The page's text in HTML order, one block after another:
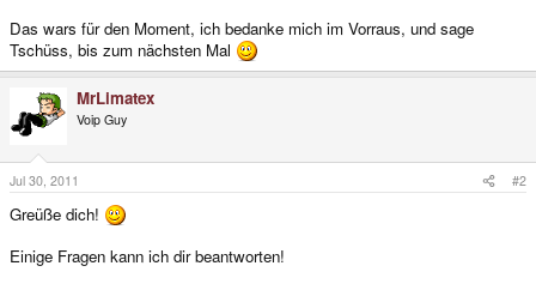
Das wars für den Moment, ich bedanke mich im Vorraus, und sage
Tschüss, bis zum nächsten Mal
MrLimatex
Voip Guy
Jul 30, 2011 #2
Greüße dich!
Einige Fragen kann ich dir beantworten!